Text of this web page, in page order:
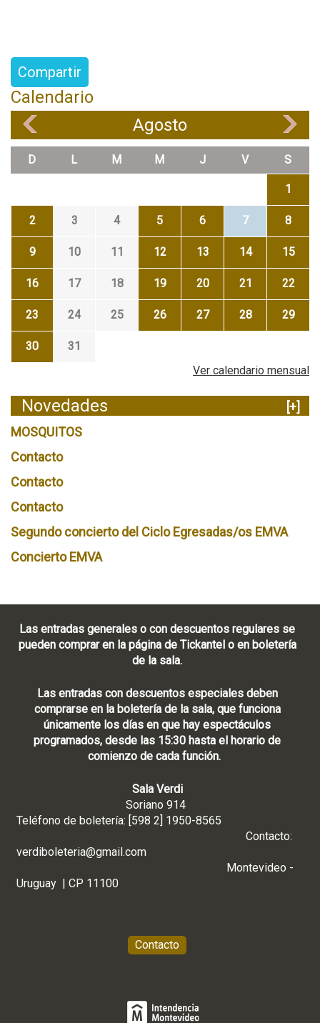
Compartir
Calendario
Agosto
D L M M J V S
1
2 3 4 5 6 7 8
9 10 11 12 13 14 15
16 17 18 19 20 21 22
23 24 25 26 27 28 29
30
31
Ver calendario mensual
Novedades
[+]
MOSQUITOS
Contacto
Contacto
Contacto
Segundo concierto del Ciclo Egresadas/os EMVA
Concierto EMVA
Las entradas generales o con descuentos regulares se
pueden comprar en la página de Tickantel o en boletería
de la sala.
Las entradas con descuentos especiales deben
comprarse en la boletería de la sala, que funciona
únicamente los días en que hay espectáculos
programados, desde las 15:30 hasta el horario de
comienzo de cada función.
Sala Verdi
Soriano 914
Teléfono de boletería: [598 2] 1950-8565
Contacto:
verdiboleteria@gmail.com
Montevideo -
Uruguay | CP 11100
Contacto